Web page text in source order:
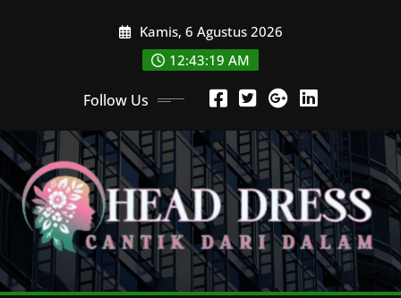
Kamis, 6 Agustus 2026
12:43:22 AM
Follow Us